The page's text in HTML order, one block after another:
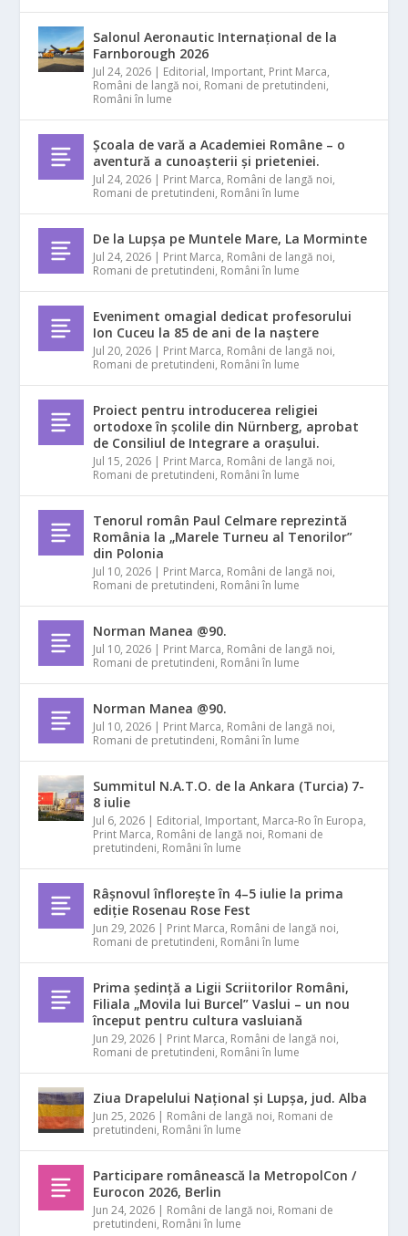
Salonul Aeronautic Internațional de la
Farnborough 2026
Jul 24, 2026 | Editorial, Important, Print Marca,
Români de langă noi, Romani de pretutindeni,
Români în lume
Școala de vară a Academiei Române – o
aventură a cunoașterii și prieteniei.
Jul 24, 2026 | Print Marca, Români de langă noi,
Romani de pretutindeni, Români în lume
De la Lupșa pe Muntele Mare, La Morminte
Jul 24, 2026 | Print Marca, Români de langă noi,
Romani de pretutindeni, Români în lume
Eveniment omagial dedicat profesorului
Ion Cuceu la 85 de ani de la naștere
Jul 20, 2026 | Print Marca, Români de langă noi,
Romani de pretutindeni, Români în lume
Proiect pentru introducerea religiei
ortodoxe în școlile din Nürnberg, aprobat
de Consiliul de Integrare a orașului.
Jul 15, 2026 | Print Marca, Români de langă noi,
Romani de pretutindeni, Români în lume
Tenorul român Paul Celmare reprezintă
România la „Marele Turneu al Tenorilor”
din Polonia
Jul 10, 2026 | Print Marca, Români de langă noi,
Romani de pretutindeni, Români în lume
Norman Manea @90.
Jul 10, 2026 | Print Marca, Români de langă noi,
Romani de pretutindeni, Români în lume
Norman Manea @90.
Jul 10, 2026 | Print Marca, Români de langă noi,
Romani de pretutindeni, Români în lume
Summitul N.A.T.O. de la Ankara (Turcia) 7-
8 iulie
Jul 6, 2026 | Editorial, Important, Marca-Ro în Europa,
Print Marca, Români de langă noi, Romani de
pretutindeni, Români în lume
Râșnovul înflorește în 4–5 iulie la prima
ediție Rosenau Rose Fest
Jun 29, 2026 | Print Marca, Români de langă noi,
Romani de pretutindeni, Români în lume
Prima ședință a Ligii Scriitorilor Români,
Filiala „Movila lui Burcel” Vaslui – un nou
început pentru cultura vasluiană
Jun 29, 2026 | Print Marca, Români de langă noi,
Romani de pretutindeni, Români în lume
Ziua Drapelului Național și Lupșa, jud. Alba
Jun 25, 2026 | Români de langă noi, Romani de
pretutindeni, Români în lume
Participare românească la MetropolCon /
Eurocon 2026, Berlin
Jun 24, 2026 | Români de langă noi, Romani de
pretutindeni, Români în lume